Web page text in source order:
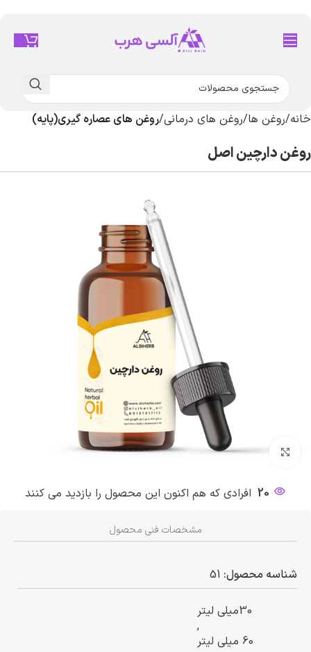
خانه روغن ها روغن های درمانی روغن های عصاره گیری(پایه)
روغن دارچین اصل
بزرگنمایی تصویر
20 افرادی که هم اکنون این محصول را بازدید می کنند
مشخصات فنی محصول
شناسه محصول: 51
30میلی لیتر
,
60 میلی لیتر